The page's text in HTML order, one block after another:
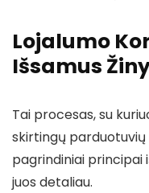
Lojalumo
Išsamus
Tai procesas, su
skirtingų parduotuvių
pagrindiniai principai
juos detaliau.